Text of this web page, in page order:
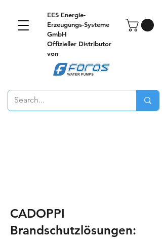
EES Energie-
Erzeugungs-Systeme
GmbH
Offizieller Distributor
von
CADOPPI
Brandschutzlösungen: